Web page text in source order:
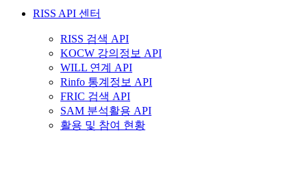
RISS API 센터
RISS 검색 API
KOCW 강의정보 API
WILL 연계 API
Rinfo 통계정보 API
FRIC 검색 API
SAM 분석활용 API
활용 및 참여 현황